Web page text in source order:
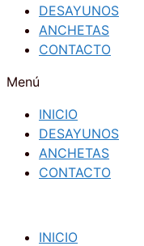
DESAYUNOS
ANCHETAS
CONTACTO
Menú
INICIO
DESAYUNOS
ANCHETAS
CONTACTO
INICIO